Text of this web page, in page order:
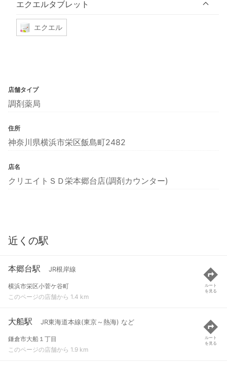
エクエルタブレット
エクエル
店舗タイプ
調剤薬局
住所
神奈川県横浜市栄区飯島町2482
店名
クリエイトＳＤ栄本郷台店(調剤カウンター)
近くの駅
本郷台駅 JR根岸線
横浜市栄区小菅ケ谷町
このページの店舗から 1.4 km
ルート
を見る
大船駅 JR東海道本線(東京～熱海) など
鎌倉市大船１丁目
このページの店舗から 1.9 km
ルート
を見る